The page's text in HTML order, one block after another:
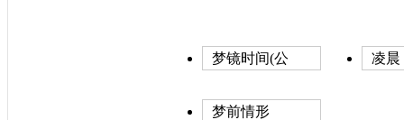
梦镜时间(公
凌晨
梦前情形